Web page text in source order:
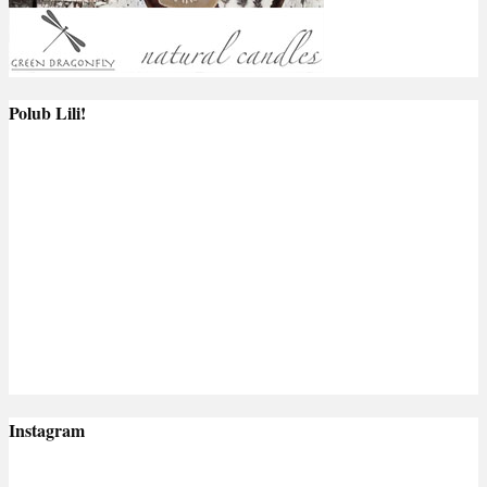
Polub Lili!
Instagram